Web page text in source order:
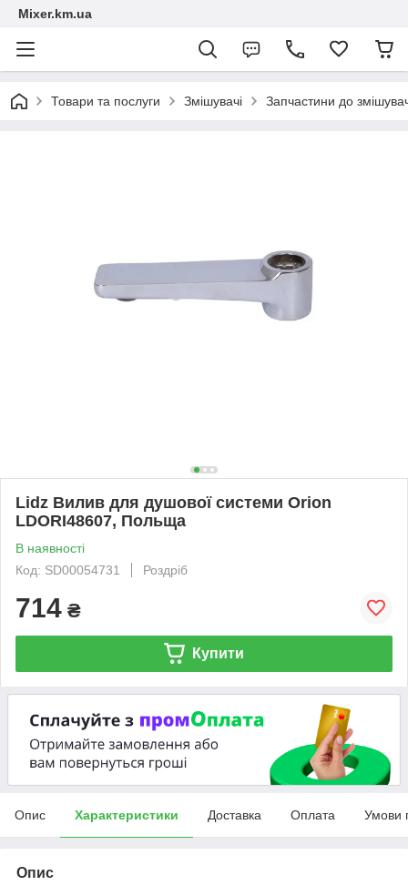
Mixer.km.ua
Товари та послуги Змішувачі Запчастини до
Lidz Вилив для душової системи Orion
LDORI48607, Польща
В наявності
Код: SD00054731
Роздріб
714 ₴
Купити
Опис Характеристики Доставка Оплата Умови
Опис